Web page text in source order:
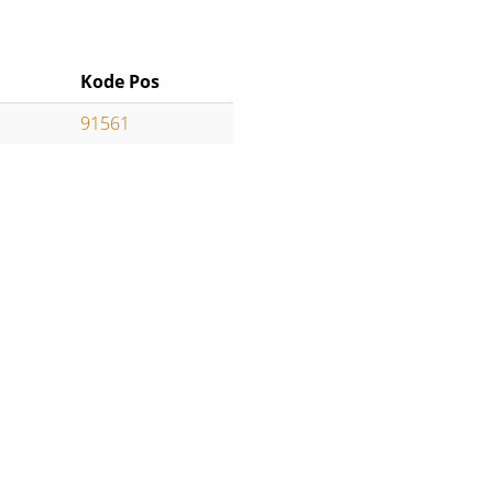
Kode Pos
91561